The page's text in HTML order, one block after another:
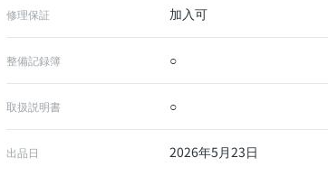
修理保証 加入可
整備記録簿 ○
取扱説明書 ○
出品日 2026年5月23日